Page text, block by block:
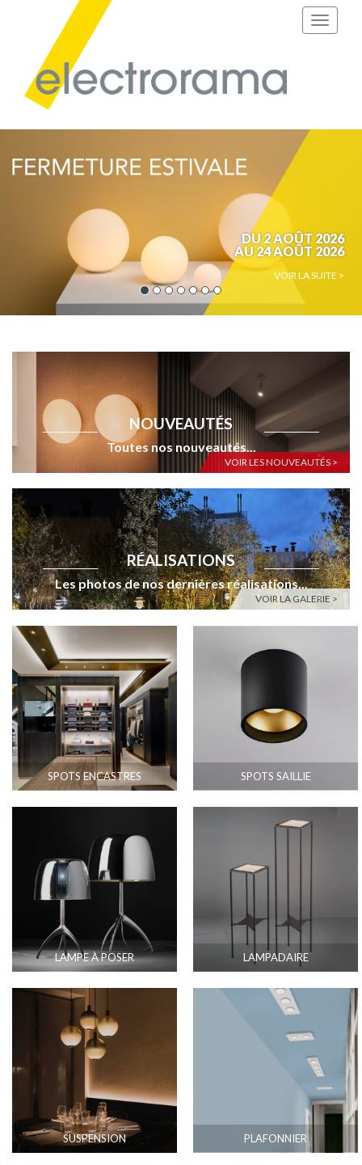
DU 2 AOÛT 2026
AU 24 AOÛT 2026
VOIR LA SUITE >
NOUVEAUTÉS
Toutes nos nouveautés...
VOIR LES NOUVEAUTÉS >
RÉALISATIONS
Les photos de nos dernières réalisations...
VOIR LA GALERIE >
SPOTS ENCASTRES SPOTS SAILLIE
LAMPE À POSER LAMPADAIRE
SUSPENSION PLAFONNIER